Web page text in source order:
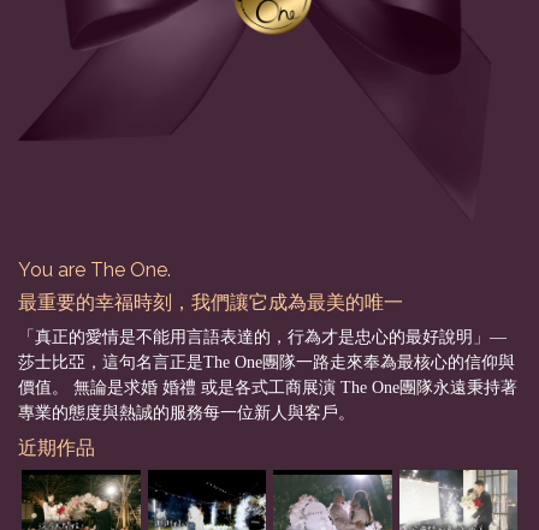
You are The One.
最重要的幸福時刻，我們讓它成為最美的唯一
「真正的愛情是不能用言語表達的，行為才是忠心的最好說明」––
莎士比亞，這句名言正是The One團隊一路走來奉為最核心的信仰與
價值。 無論是求婚 婚禮 或是各式工商展演 The One團隊永遠秉持著
專業的態度與熱誠的服務每一位新人與客戶。
近期作品